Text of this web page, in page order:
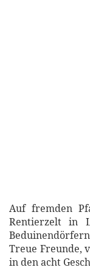
Auf fremden
Rentierzelt in
Treue Freunde,
in den acht